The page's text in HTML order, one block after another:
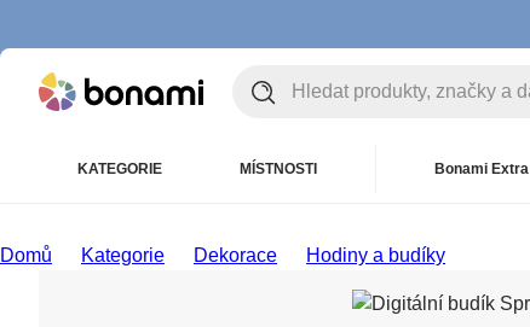
KATEGORIE MÍSTNOSTI Bonami Extra
Domů Kategorie Dekorace Hodiny a budíky